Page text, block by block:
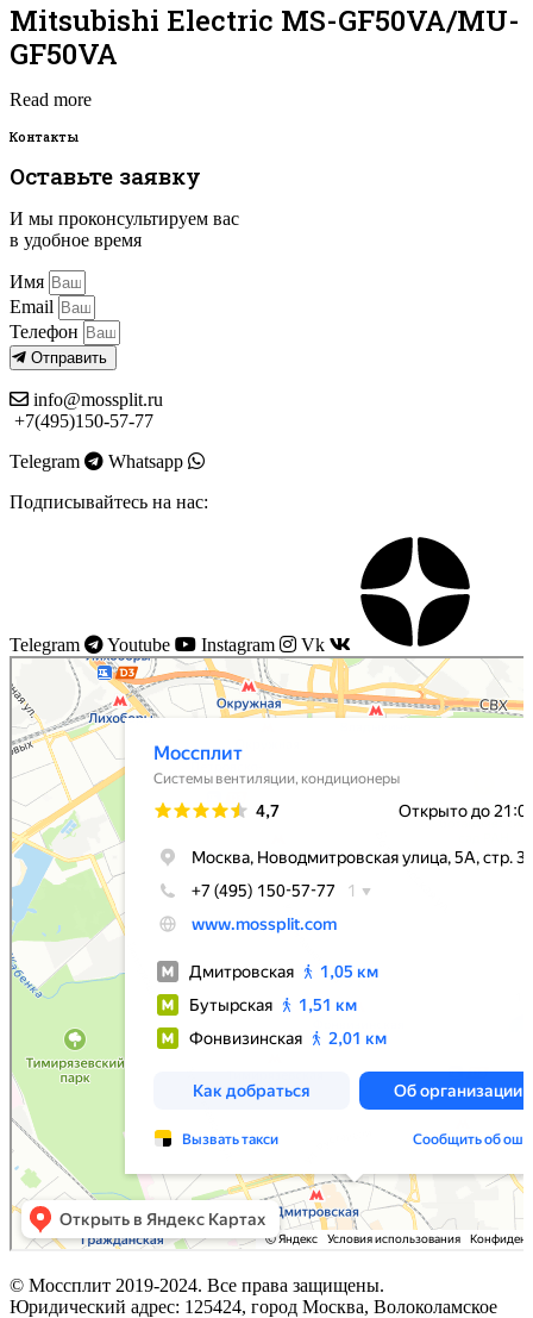
Mitsubishi Electric MS-GF50VA/MU-
GF50VA
Read more
Контакты
Оставьте заявку
И мы проконсультируем вас
в удобное время
Имя
Email
Телефон
Отправить
info@mossplit.ru
+7(495)150-57-77
Telegram
Whatsapp
Подписывайтесь на нас:
Telegram Youtube Instagram Vk
Моссплит
Системы вентиляции в Москве
Установка кондиционеров в Москве
© Моссплит 2019-2024. Все права защищены.
Юридический адрес: 125424, город Москва, Волоколамское